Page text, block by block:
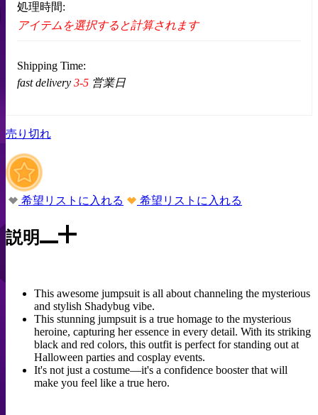
処理時間:
アイテムを選択すると計算されます
Shipping Time:
fast delivery 3-5 営業日
売り切れ
希望リストに入れる 希望リストに入れる
説明
This awesome jumpsuit is all about channeling the mysterious
and stylish Shadybug vibe.
This stunning jumpsuit is a true homage to the mysterious
heroine, capturing her essence in every detail. With its striking
black and red colors, this outfit is perfect for standing out at
Halloween parties and cosplay events.
It's not just a costume—it's a confidence booster that will
make you feel like a true hero.